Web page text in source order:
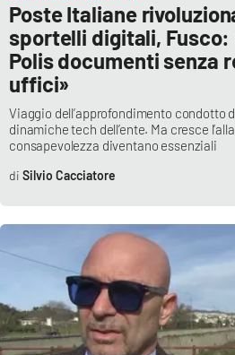
Poste Italiane
sportelli digitali, Fusco:
Polis documenti senza
uffici»
Viaggio dell’approfondimento condotto
dinamiche tech dell’ente. Ma cresce
consapevolezza diventano essenziali
Silvio Cacciatore